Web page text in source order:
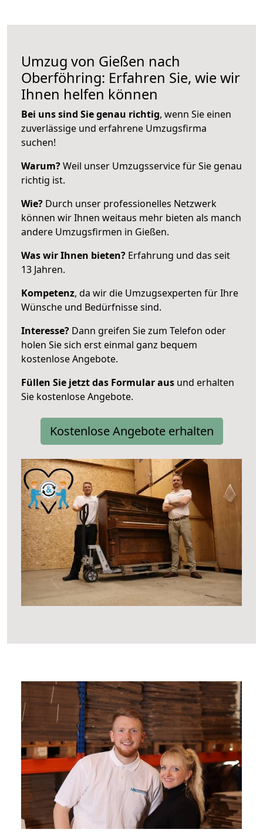
Umzug von Gießen nach
Oberföhring: Erfahren Sie, wie wir
Ihnen helfen können
Bei uns sind Sie genau richtig, wenn Sie einen
zuverlässige und erfahrene Umzugsfirma
suchen!
Warum?Weil unser Umzugsservice für Sie genau
richtig ist.
Wie? Durch unser professionelles Netzwerk
können wir Ihnen weitaus mehr bieten als manch
andere Umzugsfirmen in Gießen.
Was wir Ihnen bieten? Erfahrung und das seit
13 Jahren.
Kompetenz, da wir die Umzugsexperten für Ihre
Wünsche und Bedürfnisse sind.
Interesse? Dann greifen Sie zum Telefon oder
holen Sie sich erst einmal ganz bequem
kostenlose Angebote.
Füllen Sie jetzt das Formular aus und erhalten
Sie kostenlose Angebote.
Kostenlose Angebote erhalten